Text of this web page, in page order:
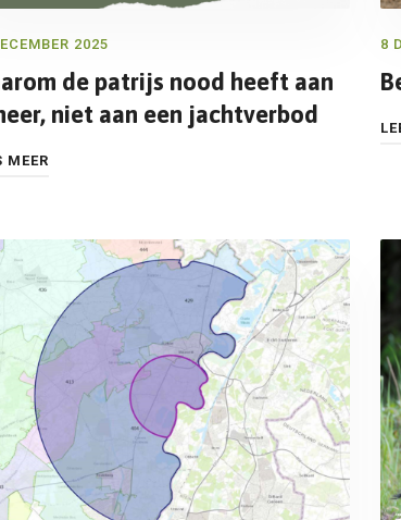
2025
de patrijs nood heeft aan
niet aan een jachtverbod
MEER
8